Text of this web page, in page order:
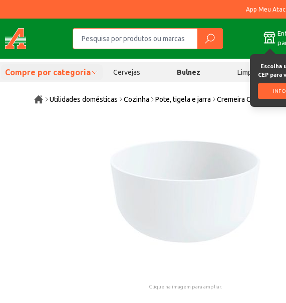
App Meu
Escolha
CEP para
Compre por categoria Cervejas Bulnez Limpeza
Utilidades domésticas Cozinha Pote, tigela e jarra Cremeira Coza
Clique na imagem para ampliar.